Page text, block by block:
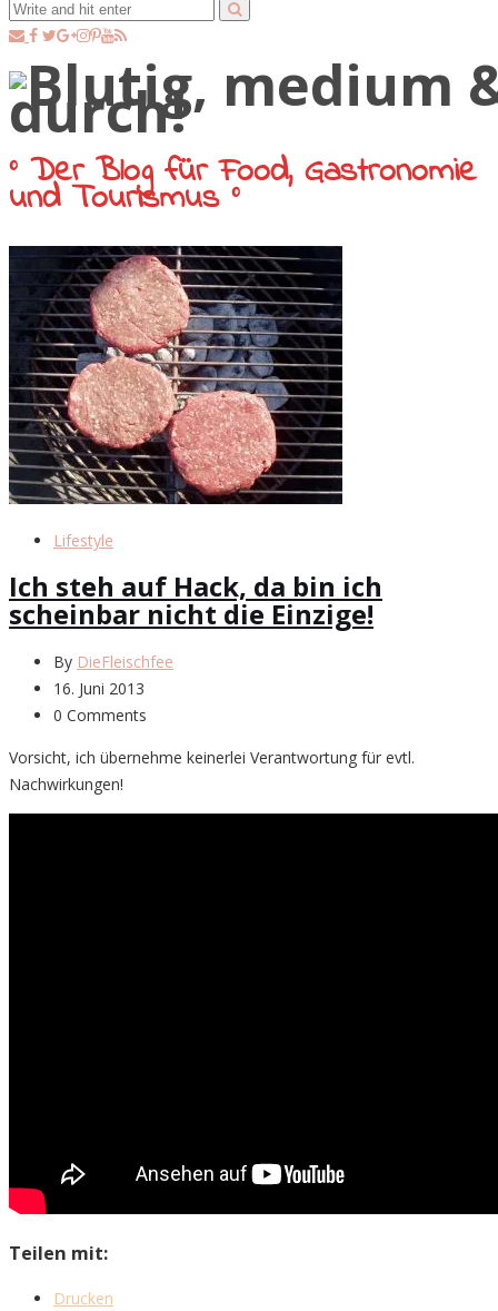
° Der Blog für Food, Gastronomie
und Tourismus °
Lifestyle
Ich steh auf Hack, da bin ich
scheinbar nicht die Einzige!
By DieFleischfee
16. Juni 2013
0 Comments
Vorsicht, ich übernehme keinerlei Verantwortung für evtl.
Nachwirkungen!
Teilen mit:
Drucken